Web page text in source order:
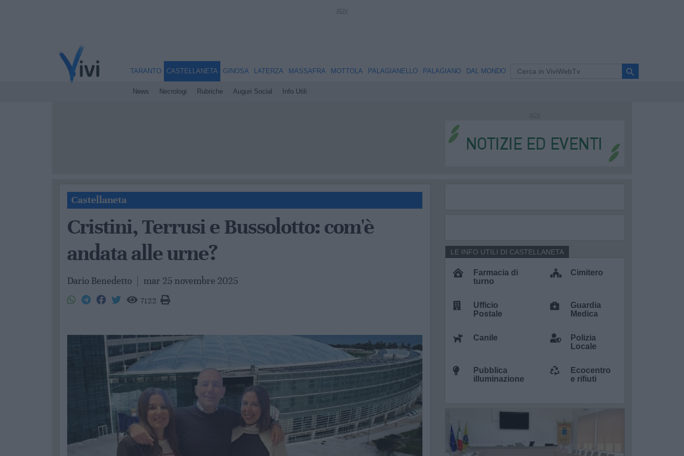
TARANTO CASTELLANETA
News Necrologi Rubriche Auguri Social Info Utili
GINOSA LATERZA MASSAFRA MOTTOLA PALAGIANELLO PALAGIANO DAL MONDO search
Castellaneta
Cristini, Terrusi e Bussolotto: com'è
andata alle urne?
Dario Benedetto mar 25 novembre 2025
7122
Farmacia di
turno
Cimitero
Ufficio
Postale
Guardia
Medica
Canile
Polizia
Locale
Pubblica
illuminazione
Ecocentro
e rifiuti
LE INFO UTILI DI CASTELLANETA